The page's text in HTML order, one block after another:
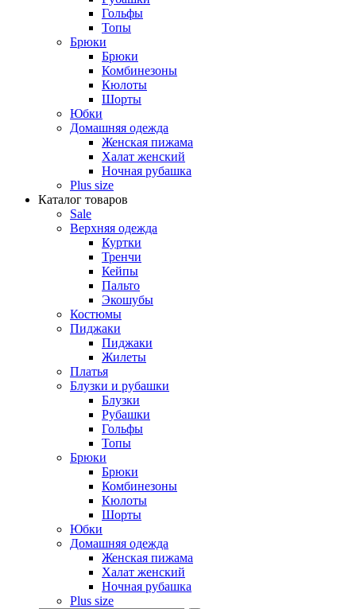
Гольфы
Топы
Брюки
Брюки
Комбинезоны
Кюлоты
Шорты
Юбки
Домашняя одежда
Женская пижама
Халат женский
Ночная рубашка
Plus size
Каталог товаров
Sale
Верхняя одежда
Куртки
Тренчи
Кейпы
Пальто
Экошубы
Костюмы
Пиджаки
Пиджаки
Жилеты
Платья
Блузки и рубашки
Блузки
Рубашки
Гольфы
Топы
Брюки
Брюки
Комбинезоны
Кюлоты
Шорты
Юбки
Домашняя одежда
Женская пижама
Халат женский
Ночная рубашка
Plus size